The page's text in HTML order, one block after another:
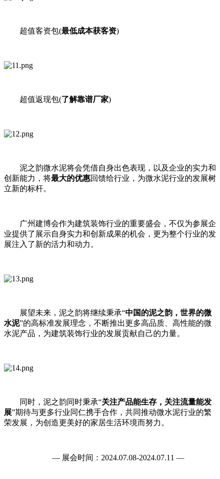
超值客资包(最低成本获客资)
超值返现包(了解靠谱厂家)
泥之韵微水泥将会凭借自身出色表现，以及企业的实力和
创新能力，将最大的优惠回馈给行业，为微水泥行业的发展树
立新的标杆。
广州建博会作为建筑装饰行业的重要盛会，不仅为参展企
业提供了展示自身实力和创新成果的机会，更为整个行业的发
展注入了新的活力和动力。
展望未来，泥之韵将继续秉承“中国的泥之韵，世界的微
水泥”的高标准发展理念，不断推出更多高品质、高性能的微
水泥产品，为建筑装饰行业的发展贡献自己的力量。
同时，泥之韵同时秉承“关注产品能生存，关注流量能发
展”期待与更多行业同仁携手合作，共同推动微水泥行业的繁
荣发展，为创造更美好的家居生活环境而努力。
— 展会时间：2024.07.08-2024.07.11 —